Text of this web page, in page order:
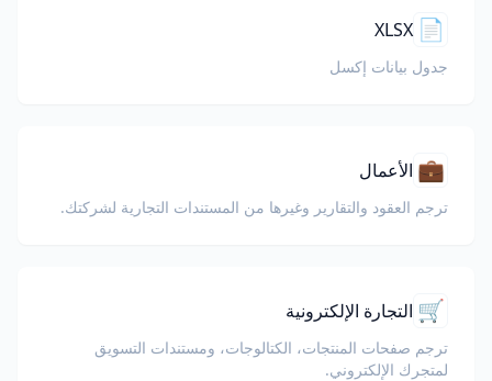
📄
XLSX
جدول بيانات إكسل
💼 الأعمال
ترجم العقود والتقارير وغيرها من المستندات التجارية لشركتك.
🛒 التجارة الإلكترونية
ترجم صفحات المنتجات، الكتالوجات، ومستندات التسويق
لمتجرك الإلكتروني.